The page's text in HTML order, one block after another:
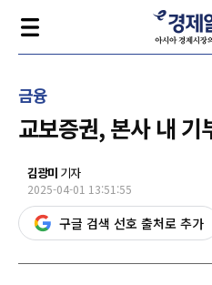
금융
교보증권, 본사 내 기
김광미 기자
2025-04-01 13:51:55
구글 검색 선호 출처로 추가